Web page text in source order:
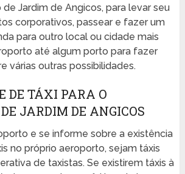
Jardim de Angicos, para levar seu
corporativos, passear e fazer um
para outro local ou cidade mais
até algum porto para fazer
várias outras possibilidades.
DE TÁXI PARA O
JARDIM DE ANGICOS
e se informe sobre a existência
no próprio aeroporto, sejam táxis
de taxistas. Se existirem táxis à